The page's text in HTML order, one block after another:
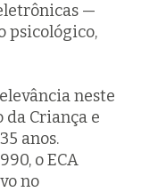
—
psicológico,
neste
Criança e
anos.
o ECA
no